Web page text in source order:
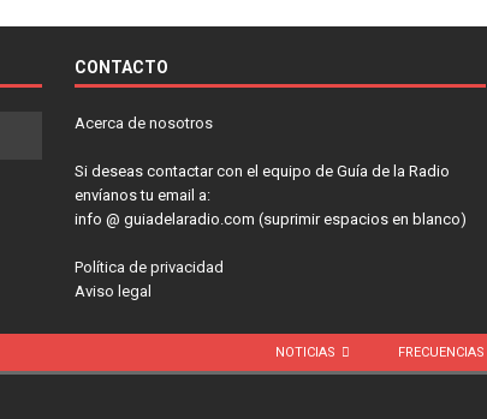
CONTACTO
Acerca de nosotros
Si deseas contactar con el equipo de Guía de la Radio
envíanos tu email a:
info @ guiadelaradio.com (suprimir espacios en blanco)
Política de privacidad
Aviso legal
NOTICIAS FRECUENCIAS